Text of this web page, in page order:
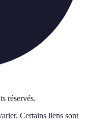
réservés.
Certains liens sont